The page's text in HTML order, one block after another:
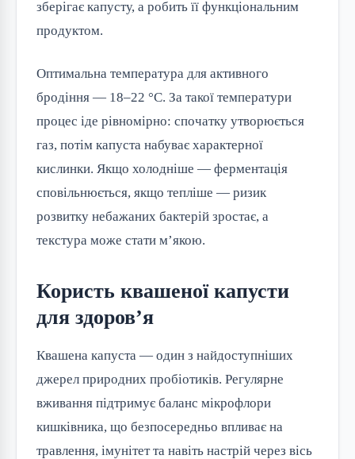
зберігає капусту, а робить її функціональним
продуктом.
Оптимальна температура для активного
бродіння — 18–22 °C. За такої температури
процес іде рівномірно: спочатку утворюється
газ, потім капуста набуває характерної
кислинки. Якщо холодніше — ферментація
сповільнюється, якщо тепліше — ризик
розвитку небажаних бактерій зростає, а
текстура може стати м’якою.
Користь квашеної капусти
для здоров’я
Квашена капуста — один з найдоступніших
джерел природних пробіотиків. Регулярне
вживання підтримує баланс мікрофлори
кишківника, що безпосередньо впливає на
травлення, імунітет та навіть настрій через вісь